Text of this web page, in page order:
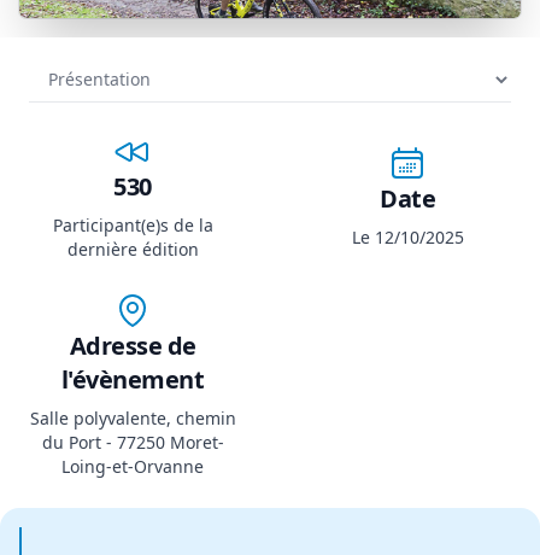
530
Participant(e)s de la
dernière édition
Date
Le 12/10/2025
Adresse de
l'évènement
Salle polyvalente, chemin
du Port - 77250 Moret-
Loing-et-Orvanne